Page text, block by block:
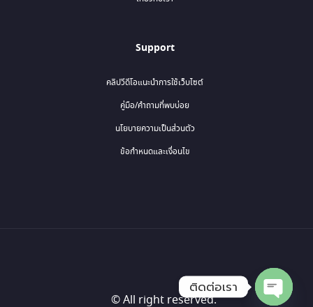
Support
คลิปวีดีโอแนะนำการใช้เว็บไซต์
คู่มือ/คำถามที่พบบ่อย
นโยบายความเป็นส่วนตัว
ข้อกำหนดและเงื่อนไข
© All right reserved.
ติดต่อเรา